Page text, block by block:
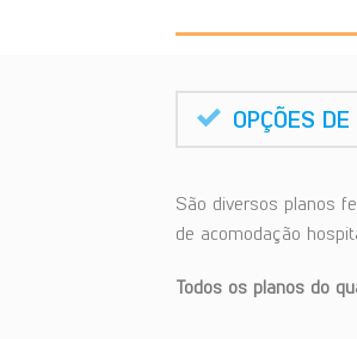
OPÇÕES
São diversos planos
de acomodação
Todos os planos do